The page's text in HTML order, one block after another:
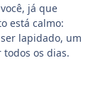
já que
está calmo:
lapidado, um
os dias.